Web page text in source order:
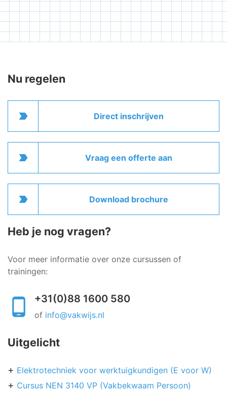
Nu regelen
label_important Direct inschrijven
label_important Vraag een offerte aan
label_important Download brochure
Heb je nog vragen?
Voor meer informatie over onze cursussen of
trainingen:
+31(0)88 1600 580
of info@vakwijs.nl
Uitgelicht
Elektrotechniek voor werktuigkundigen (E voor W)
Cursus NEN 3140 VP (Vakbekwaam Persoon)